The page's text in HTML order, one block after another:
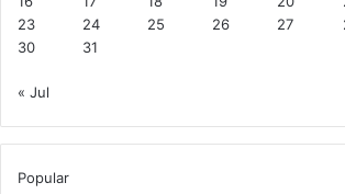
23
24 25 26 27
30
31
« Jul
Popular